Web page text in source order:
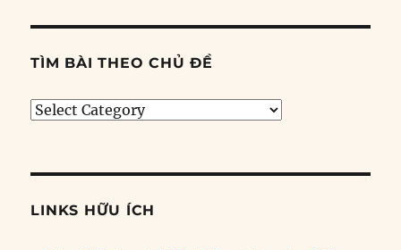
TÌM BÀI THEO CHỦ ĐỀ
Tìm
đề
LINKS HỮU ÍCH